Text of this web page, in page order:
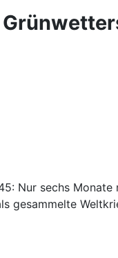
Nur sechs
gesammelte